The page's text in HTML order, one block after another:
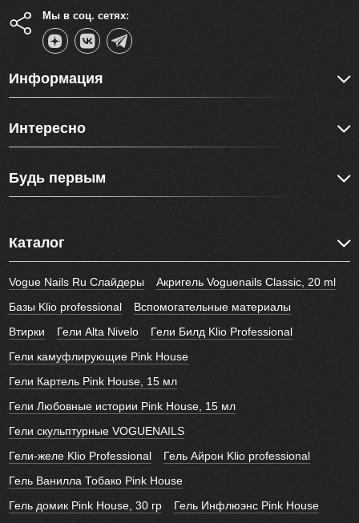
Мы в соц. сетях:
Информация
Интересно
Будь первым
Каталог
Vogue Nails Ru Слайдеры
Акригель Voguenails Classic, 20 ml
Базы Klio professional
Вспомогательные материалы
Втирки
Гели Alta Nivelo
Гели Билд Klio Professional
Гели камуфлирующие Pink House
Гели Картель Pink House, 15 мл
Гели Любовные истории Pink House, 15 мл
Гели скульптурные VOGUENAILS
Гели-желе Klio Professional
Гель Айрон Klio professional
Гель Ванилла Тобако Pink House
Гель домик Pink House, 30 гр
Гель Инфлюэнс Pink House